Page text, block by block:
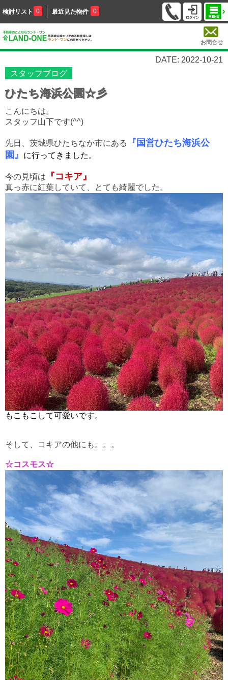
検討リスト 0 最近見た物件 0
お問合せ
DATE: 2022-10-21
スタッフブログ
ひたち海浜公園☆彡
こんにちは。
スタッフ山下です(^^)
先日、茨城県ひたちなか市にある
『国営ひたち海浜公
園』
に行ってきました。
今の見頃は 『コキア』
真っ赤に紅葉していて、とても綺麗でした。
もこもこして可愛いです。
そして、コキアの他にも。。。
☆コスモス☆